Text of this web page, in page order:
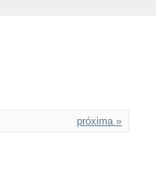
próxima »